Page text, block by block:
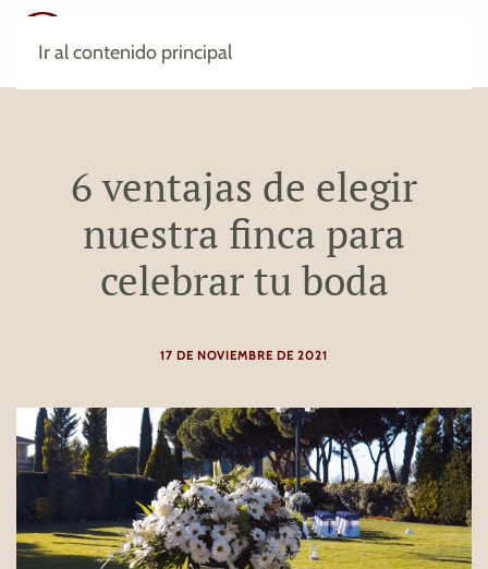
Ir al contenido principal
6 ventajas de elegir
nuestra finca para
celebrar tu boda
17 DE NOVIEMBRE DE 2021